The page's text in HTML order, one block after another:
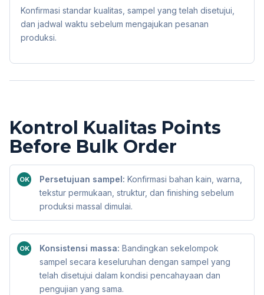
Konfirmasi standar kualitas, sampel yang telah disetujui,
dan jadwal waktu sebelum mengajukan pesanan
produksi.
Kontrol Kualitas Points
Before Bulk Order
OK Persetujuan sampel: Konfirmasi bahan kain, warna,
tekstur permukaan, struktur, dan finishing sebelum
produksi massal dimulai.
OK Konsistensi massa: Bandingkan sekelompok
sampel secara keseluruhan dengan sampel yang
telah disetujui dalam kondisi pencahayaan dan
pengujian yang sama.